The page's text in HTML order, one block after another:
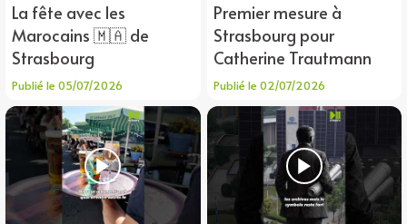
Publié le 05/07/2026
La fête avec les
Marocains 🇲🇦 de
Strasbourg
Publié le 02/07/2026
Premier mesure à
Strasbourg pour
Catherine Trautmann